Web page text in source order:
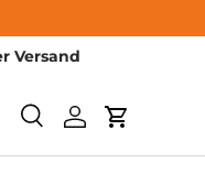
Versand
SuchenEinloggen